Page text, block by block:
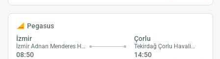
Pegasus
İzmir
İzmir Adnan Menderes Havalimanı
08:50
Çorlu
Tekirdağ Çorlu Havalimanı
14:50